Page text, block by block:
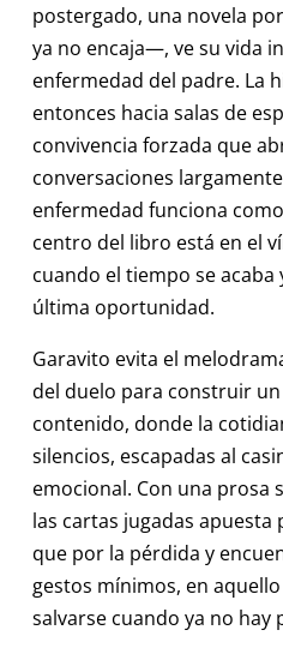
postergado, una novela
ya no encaja—, ve su vida
enfermedad del padre. La
entonces hacia salas de
convivencia forzada que
conversaciones
enfermedad funciona
centro del libro está en el
cuando el tiempo se
última oportunidad.
Garavito evita el
del duelo para construir
contenido, donde la
silencios, escapadas al
emocional. Con una prosa
las cartas jugadas
que por la pérdida y
gestos mínimos, en
salvarse cuando ya no hay